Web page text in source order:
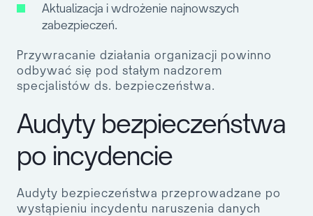
Aktualizacja i wdrożenie najnowszych
zabezpieczeń.
Przywracanie działania organizacji powinno
odbywać się pod stałym nadzorem
specjalistów ds. bezpieczeństwa.
Audyty bezpieczeństwa
po incydencie
Audyty bezpieczeństwa przeprowadzane po
wystąpieniu incydentu naruszenia danych